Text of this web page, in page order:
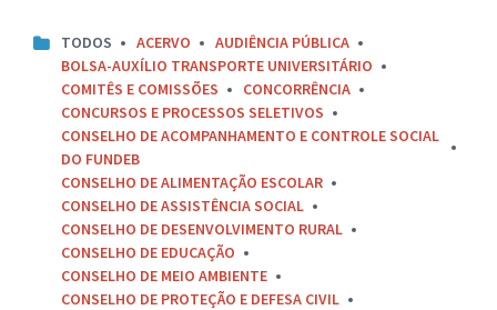
TODOS ACERVO
AUDIÊNCIA PÚBLICA
BOLSA-AUXÍLIO TRANSPORTE UNIVERSITÁRIO
COMITÊS E COMISSÕES
CONCORRÊNCIA
CONCURSOS E PROCESSOS SELETIVOS
CONSELHO DE ACOMPANHAMENTO E CONTROLE SOCIAL
DO FUNDEB
CONSELHO DE ALIMENTAÇÃO ESCOLAR
CONSELHO DE ASSISTÊNCIA SOCIAL
CONSELHO DE DESENVOLVIMENTO RURAL
CONSELHO DE EDUCAÇÃO
CONSELHO DE MEIO AMBIENTE
CONSELHO DE PROTEÇÃO E DEFESA CIVIL